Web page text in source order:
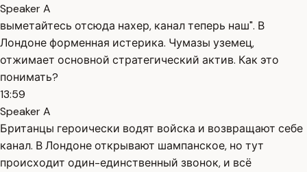
Speaker A
выметайтесь отсюда нахер, канал теперь наш". В
Лондоне форменная истерика. Чумазы уземец,
отжимает основной стратегический актив. Как это
понимать?
13:59
Speaker A
Британцы героически водят войска и возвращают себе
канал. В Лондоне открывают шампанское, но тут
происходит один-единственный звонок, и всё